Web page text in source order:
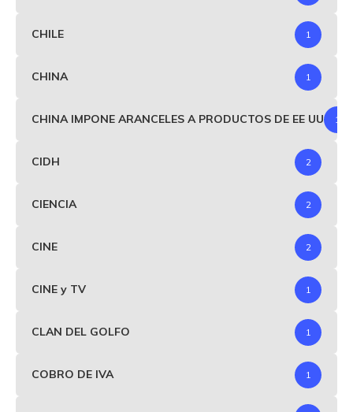
CHILE 1
CHINA 1
CHINA IMPONE ARANCELES A PRODUCTOS DE EE UU 1
CIDH 2
CIENCIA 2
CINE 2
CINE y TV 1
CLAN DEL GOLFO 1
COBRO DE IVA 1